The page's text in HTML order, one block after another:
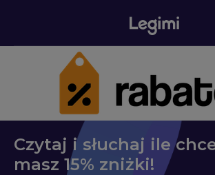
Czytaj i słuchaj ile
masz 15% zniżki!